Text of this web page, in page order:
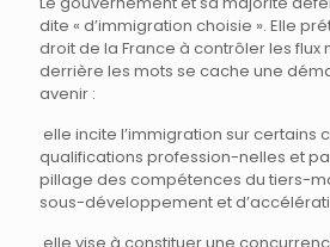
dite « d’immigration choisie ». Elle
droit de la France à contrôler les flux
derrière les mots se cache une
avenir :
elle incite l’immigration sur certains
qualifications profession-nelles et
pillage des compétences du tiers-
sous-développement et